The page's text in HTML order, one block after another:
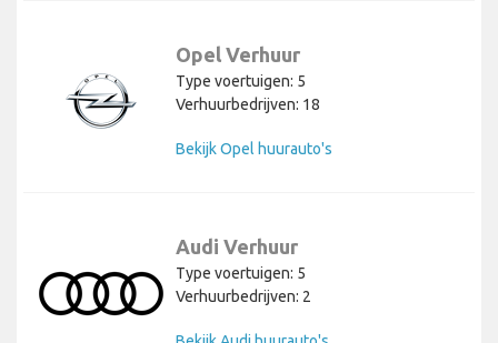
Opel Verhuur
Type voertuigen: 5
Verhuurbedrijven: 18
Bekijk Opel huurauto's
Audi Verhuur
Type voertuigen: 5
Verhuurbedrijven: 2